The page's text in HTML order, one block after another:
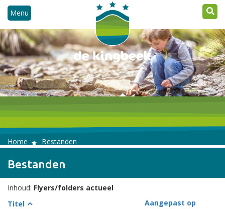
Menu
Home Bestanden
Bestanden
Inhoud: Flyers/folders actueel
Titel
Aangepast op